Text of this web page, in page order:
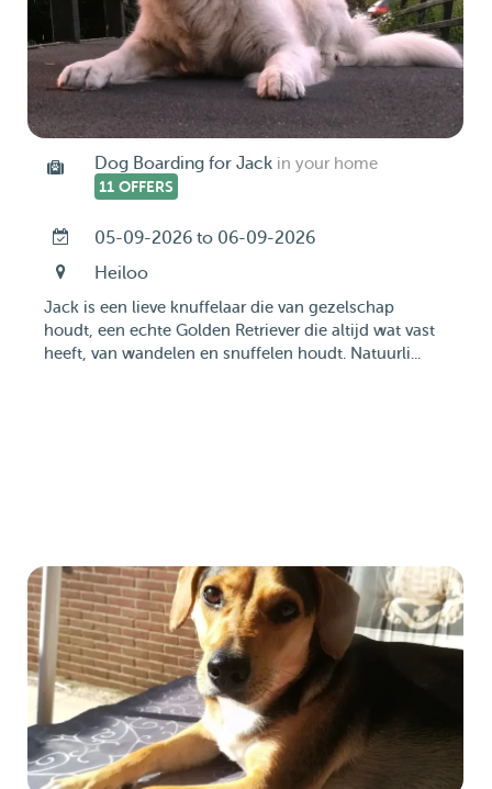
Dog Boarding for Jack in your home
11 OFFERS
05-09-2026 to 06-09-2026
Heiloo
Jack is een lieve knuffelaar die van gezelschap
houdt, een echte Golden Retriever die altijd wat vast
heeft, van wandelen en snuffelen houdt. Natuurli...